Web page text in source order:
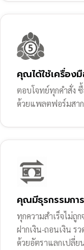
คุณได้ใช้เครื่อง
ตอบโจทย์ทุกคำสั่ง
ด้วยแพลตฟอร์มสา
คุณมีธุรกรรมกา
ทุกความสำเร็จไม่ถูก
ฝากเงิน-ถอนเงิน รว
ด้วยอัตราแลกเปลี่